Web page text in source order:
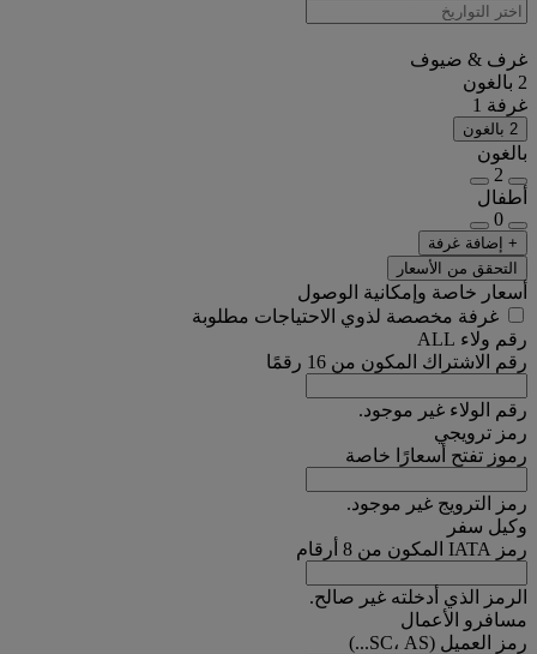
غرف & ضيوف
2 بالغون
غرفة 1
2 بالغون
بالغون
2
أطفال
0
+ إضافة غرفة
التحقق من الأسعار
أسعار خاصة وإمكانية الوصول
غرفة مخصصة لذوي الاحتياجات مطلوبة
رقم ولاء ALL
رقم الاشتراك المكون من 16 رقمًا
رقم الولاء غير موجود.
رمز ترويجي
رموز تفتح أسعارًا خاصة
رمز الترويج غير موجود.
وكيل سفر
رمز IATA المكون من 8 أرقام
الرمز الذي أدخلته غير صالح.
مسافرو الأعمال
رمز العميل (SC، AS...)